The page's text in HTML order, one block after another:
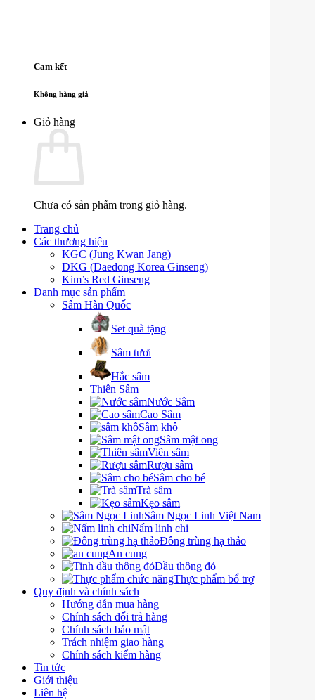
Cam kết
Không hàng giả
Giỏ hàng
Chưa có sản phẩm trong giỏ hàng.
Trang chủ
Các thương hiệu
KGC (Jung Kwan Jang)
DKG (Daedong Korea Ginseng)
Kim’s Red Ginseng
Danh mục sản phẩm
Sâm Hàn Quốc
Set quà tặng
Sâm tươi
Hắc sâm
Thiên Sâm
Nước Sâm
Cao Sâm
Sâm khô
Sâm mật ong
Viên sâm
Rượu sâm
Sâm cho bé
Trà sâm
Kẹo sâm
Sâm Ngọc Linh Việt Nam
Nấm linh chi
Đông trùng hạ thảo
An cung
Dầu thông đỏ
Thực phẩm bổ trợ
Quy định và chính sách
Hướng dẫn mua hàng
Chính sách đổi trả hàng
Chính sách bảo mật
Trách nhiệm giao hàng
Chính sách kiểm hàng
Tin tức
Giới thiệu
Liên hệ